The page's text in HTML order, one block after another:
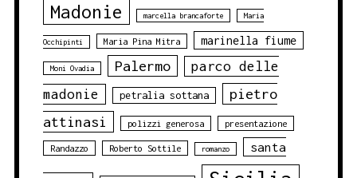
Madonie marcella brancaforte Maria
Occhipinti Maria Pina Mitra marinella fiume
Moni Ovadia Palermo
parco delle
madonie
petralia sottana
pietro
attinasi
polizzi generosa presentazione
Randazzo Roberto Sottile romanzo santa